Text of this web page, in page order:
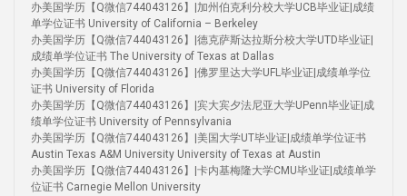
办美国学历【Q微信744043126】|加州伯克利分校大学UCB毕业证|成绩
单学位证书 University of California – Berkeley
办美国学历【Q微信744043126】|德克萨斯达拉斯分校大学UTD毕业证|
成绩单学位证书 The University of Texas at Dallas
办美国学历【Q微信744043126】|佛罗里达大学UFL毕业证|成绩单学位
证书 University of Florida
办美国学历【Q微信744043126】|宾大宾夕法尼亚大学UPenn毕业证|成
绩单学位证书 University of Pennsylvania
办美国学历【Q微信744043126】|美国大学UT毕业证|成绩单学位证书
Austin Texas A&M University University of Texas at Austin
办美国学历【Q微信744043126】|卡内基梅隆大学CMU毕业证|成绩单学
位证书 Carnegie Mellon University